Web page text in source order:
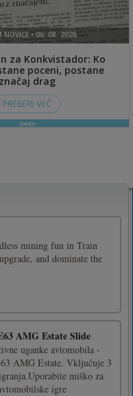
mining fun in Train
and dominate the
AMG Estate Slide
uganke avtomobila -
AMG Estate. Vključuje 3
miško za
igre